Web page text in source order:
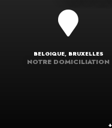
BELGIQUE, BRUXELLES
NOTRE DOMICILIATION